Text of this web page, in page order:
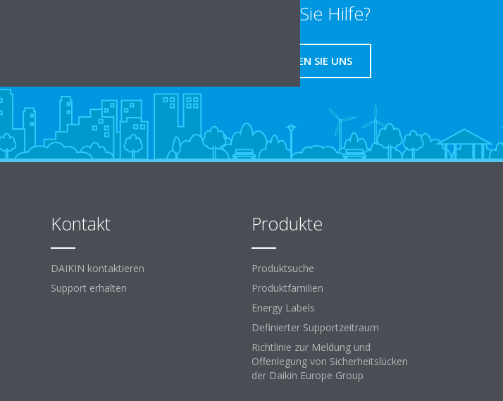
Benötigen Sie Hilfe?
KONTAKTIEREN SIE UNS
Kontakt
DAIKIN kontaktieren
Support erhalten
Produkte
Produktsuche
Produktfamilien
Energy Labels
Definierter Supportzeitraum
Richtlinie zur Meldung und
Offenlegung von Sicherheitslücken
der Daikin Europe Group